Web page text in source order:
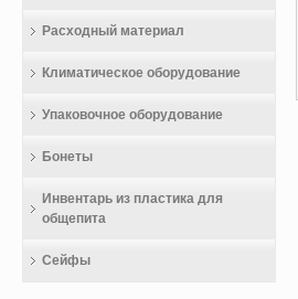
Расходный материал
Климатическое оборудование
Упаковочное оборудование
Бонеты
Инвентарь из пластика для
общепита
Сейфы